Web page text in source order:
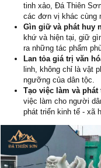
tinh xảo, Đá Thiên
các đơn vị khác cùng
Gìn giữ và phát huy
khứ và hiện tại, giữ
ra những tác phẩm
Lan tỏa giá trị văn
linh, không chỉ là vật
ngưỡng của dân tộc.
Tạo việc làm và
việc làm cho người
phát triển kinh tế - xã